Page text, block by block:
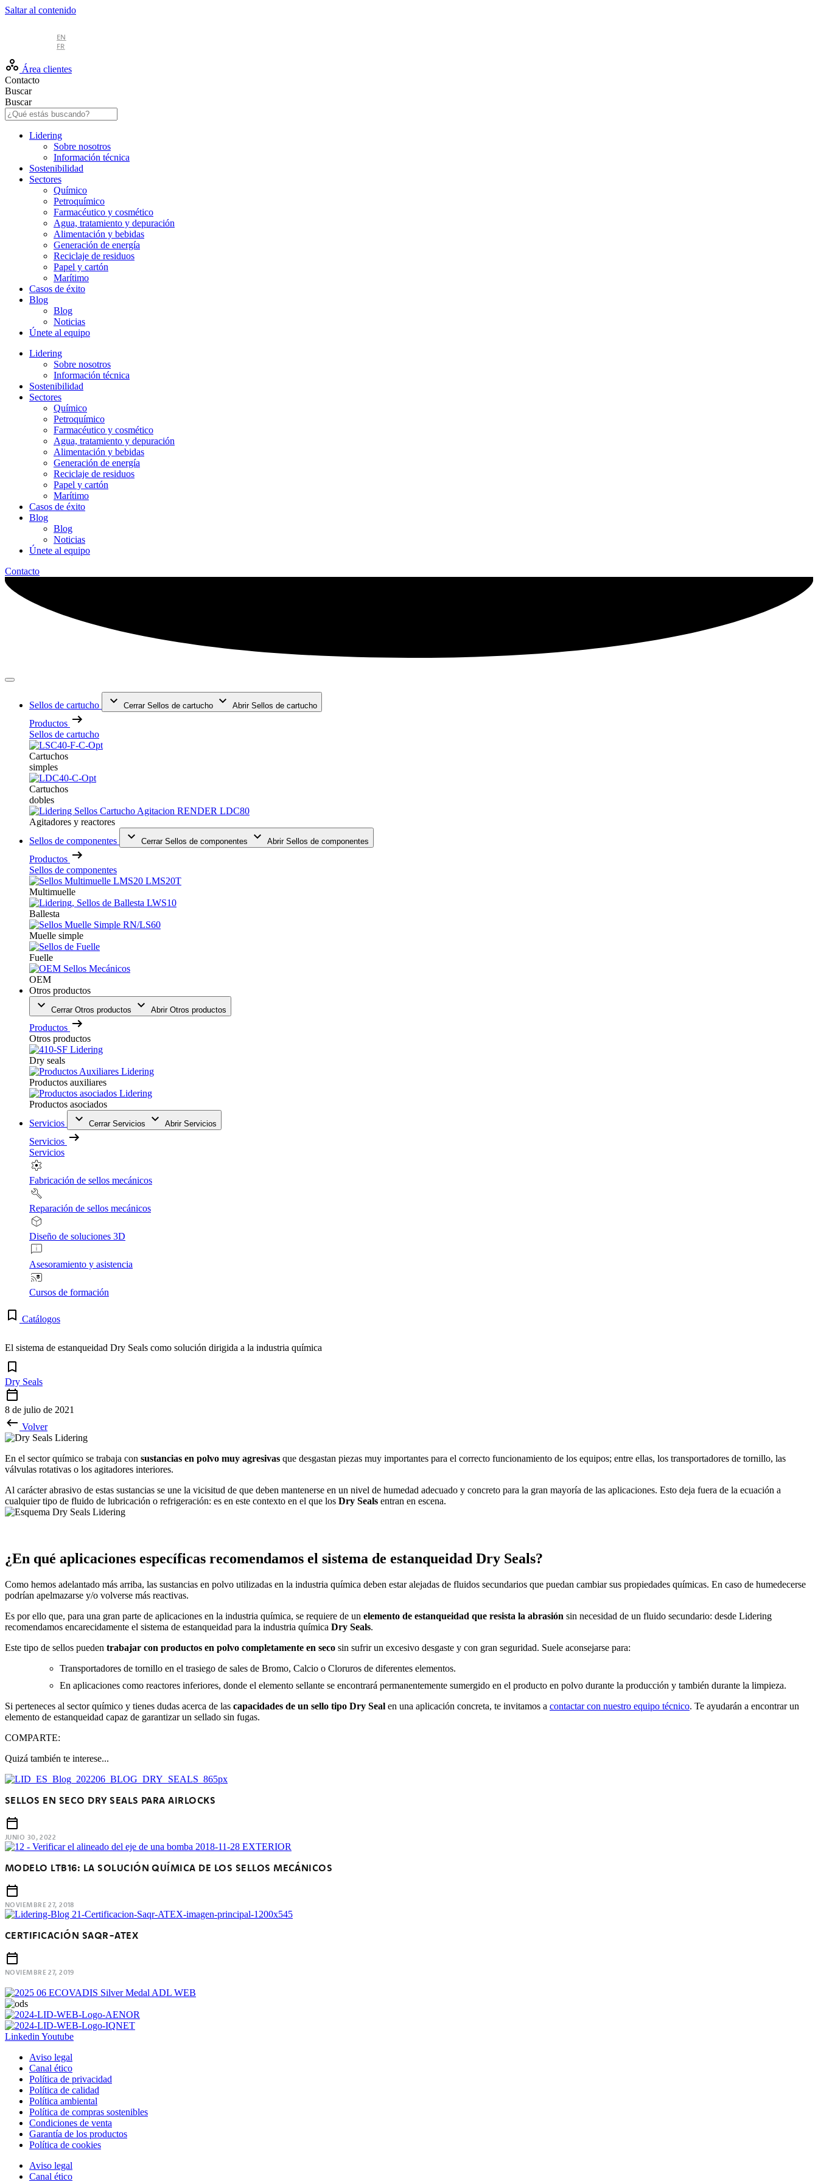
Saltar al contenido
EN
FR
Área clientes
Contacto
Buscar
Buscar
Lidering
Sobre nosotros
Información técnica
Sostenibilidad
Sectores
Químico
Petroquímico
Farmacéutico y cosmético
Agua, tratamiento y depuración
Alimentación y bebidas
Generación de energía
Reciclaje de residuos
Papel y cartón
Marítimo
Casos de éxito
Blog
Blog
Noticias
Únete al equipo
Lidering
Sobre nosotros
Información técnica
Sostenibilidad
Sectores
Químico
Petroquímico
Farmacéutico y cosmético
Agua, tratamiento y depuración
Alimentación y bebidas
Generación de energía
Reciclaje de residuos
Papel y cartón
Marítimo
Casos de éxito
Blog
Blog
Noticias
Únete al equipo
Contacto
Sellos de cartucho Cerrar Sellos de cartucho Abrir Sellos de cartucho
Productos
Sellos de cartucho
Cartuchos
simples
Cartuchos
dobles
Agitadores y reactores
Sellos de componentes
Cerrar Sellos de componentes Abrir Sellos de componentes
Productos
Sellos de componentes
Multimuelle
Ballesta
Muelle simple
Fuelle
OEM
Otros productos
Cerrar Otros productos Abrir Otros productos
Productos
Otros productos
Dry seals
Productos auxiliares
Productos asociados
Servicios
Cerrar Servicios Abrir Servicios
Servicios
Servicios
Fabricación de sellos mecánicos
Reparación de sellos mecánicos
Diseño de soluciones 3D
Asesoramiento y asistencia
Cursos de formación
Catálogos
El sistema de estanqueidad Dry Seals como solución dirigida a la industria química
Dry Seals
8 de julio de 2021
Volver
En el sector químico se trabaja con sustancias en polvo muy agresivas que desgastan piezas muy importantes para el correcto funcionamiento de los equipos; entre ellas, los transportadores de tornillo, las
válvulas rotativas o los agitadores interiores.
Al carácter abrasivo de estas sustancias se une la vicisitud de que deben mantenerse en un nivel de humedad adecuado y concreto para la gran mayoría de las aplicaciones. Esto deja fuera de la ecuación a
cualquier tipo de fluido de lubricación o refrigeración: es en este contexto en el que los Dry Seals entran en escena.
¿En qué aplicaciones específicas recomendamos el sistema de estanqueidad Dry Seals?
Como hemos adelantado más arriba, las sustancias en polvo utilizadas en la industria química deben estar alejadas de fluidos secundarios que puedan cambiar sus propiedades químicas. En caso de humedecerse
podrían apelmazarse y/o volverse más reactivas.
Es por ello que, para una gran parte de aplicaciones en la industria química, se requiere de un elemento de estanqueidad que resista la abrasión sin necesidad de un fluido secundario: desde Lidering
recomendamos encarecidamente el sistema de estanqueidad para la industria química Dry Seals.
Este tipo de sellos pueden trabajar con productos en polvo completamente en seco sin sufrir un excesivo desgaste y con gran seguridad. Suele aconsejarse para:
Transportadores de tornillo en el trasiego de sales de Bromo, Calcio o Cloruros de diferentes elementos.
En aplicaciones como reactores inferiores, donde el elemento sellante se encontrará permanentemente sumergido en el producto en polvo durante la producción y también durante la limpieza.
Si perteneces al sector químico y tienes dudas acerca de las capacidades de un sello tipo Dry Seal en una aplicación concreta, te invitamos a contactar con nuestro equipo técnico. Te ayudarán a encontrar un
elemento de estanqueidad capaz de garantizar un sellado sin fugas.
COMPARTE:
Quizá también te interese...
SELLOS EN SECO DRY SEALS PARA AIRLOCKS
JUNIO 30, 2022
MODELO LTB16: LA SOLUCIÓN QUÍMICA DE LOS SELLOS MECÁNICOS
NOVIEMBRE 27, 2018
CERTIFICACIÓN SAQR-ATEX
NOVIEMBRE 27, 2019
Linkedin Youtube
Aviso legal
Canal ético
Política de privacidad
Política de calidad
Política ambiental
Política de compras sostenibles
Condiciones de venta
Garantía de los productos
Política de cookies
Aviso legal
Canal ético